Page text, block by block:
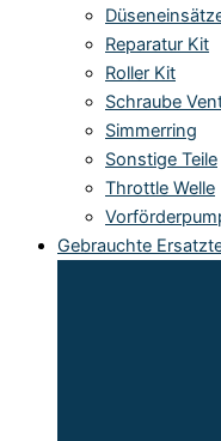
Reparatur Kit
Roller Kit
Schraube
Simmerring
Sonstige Teile
Throttle Welle
Gebrauchte